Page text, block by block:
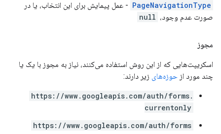
PageNavigationType - عمل پیمایش برای این انتخاب، یا در
صورت عدم وجود، null
مجوز
اسکریپت‌هایی که از این روش استفاده می‌کنند، نیاز به مجوز با یک یا
چند مورد از حوزه‌های زیر دارند:
https://www.googleapis.com/auth/forms.
currentonly
https://www.googleapis.com/auth/forms